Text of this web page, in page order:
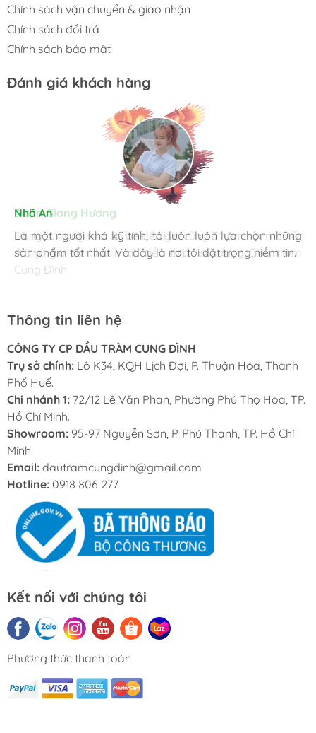
Chính sách vận chuyển & giao nhận
Chính sách đổi trả
Chính sách bảo mật
Đánh giá khách hàng
Hương Suri
Đã mua nhiều lần, giờ trong nhà lúc nào cũng phải có
chai Dầu tràm Cung Đình, bị cái gì cũng có thể sử dụng
được.
Đoàn Giang Hương
Dùng từ ngày mới có bé đến giờ cũng 3 năm rồi, múi rất
thơm, giờ cả nhà mình đều thích sử dụng Dầu tràm
Cung Đình
Nhã An
Là một người khá kỹ tính, tôi luôn luôn lựa chọn những
sản phẩm tốt nhất. Và đây là nơi tôi đặt trọng niềm tin.
Thông tin liên hệ
CÔNG TY CP DẦU TRÀM CUNG ĐÌNH
Trụ sở chính: Lô K34, KQH Lịch Đợi, P. Thuận Hóa, Thành
Phố Huế.
Chi nhánh 1: 72/12 Lê Văn Phan, Phường Phú Thọ Hòa, TP.
Hồ Chí Minh.
Showroom: 95-97 Nguyễn Sơn, P. Phú Thạnh, TP. Hồ Chí
Minh.
Email: dautramcungdinh@gmail.com
Hotline: 0918 806 277
Kết nối với chúng tôi
Phương thức thanh toán